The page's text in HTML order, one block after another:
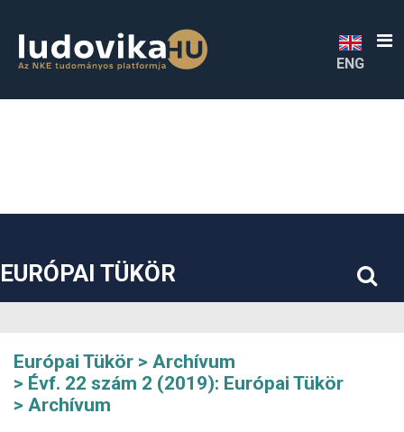
##plugins.themes.bootstrap3.accessible_menu.sidebar##
ENG
EURÓPAI TÜKÖR
Európai Tükör
Archívum
Évf. 22 szám 2 (2019): Európai Tükör
Archívum